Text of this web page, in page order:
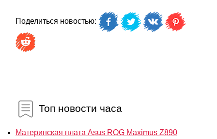
Поделиться новостью:
Топ новости часа
Материнская плата Asus ROG Maximus Z890